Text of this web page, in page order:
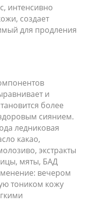
интенсивно
создает
для продления
и
более
сиянием.
ледниковая
какао,
экстракты
мяты, БАД
вечером
тоником кожу